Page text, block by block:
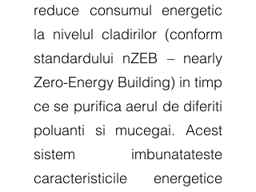
reduce consumul energetic
la nivelul cladirilor (conform
standardului nZEB – nearly
Zero-Energy Building) in timp
ce se purifica aerul de diferiti
poluanti si mucegai. Acest
sistem imbunatateste
caracteristicile energetice